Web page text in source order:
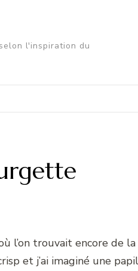
l'inspiration du
l’on trouvait encore de
et j’ai imaginé une